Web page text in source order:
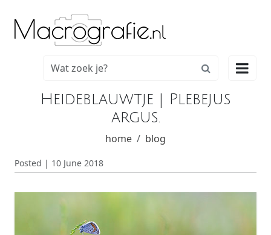

Heideblauwtje | Plebejus
argus.
home blog
Posted | 10 June 2018